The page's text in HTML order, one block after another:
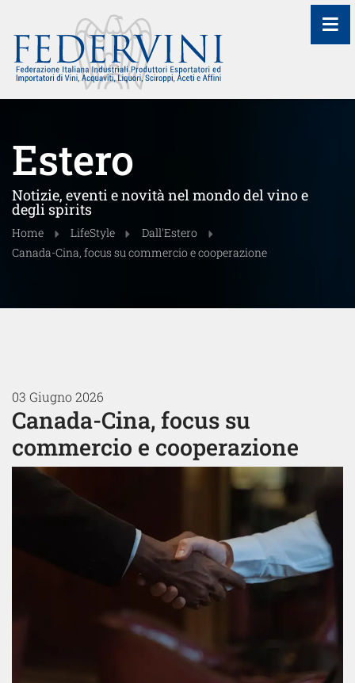
Estero
Notizie, eventi e novità nel mondo del vino e
degli spirits
Home LifeStyle
Dall'Estero
Canada-Cina, focus su commercio e cooperazione
03 Giugno 2026
Canada-Cina, focus su
commercio e cooperazione
≡